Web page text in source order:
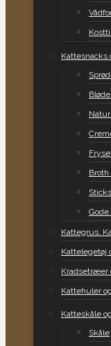
Kattesnacks
Kattegrus,
Kattelegetøj
Kradsetræer
Kattehuler
Katteskåle
Skåle